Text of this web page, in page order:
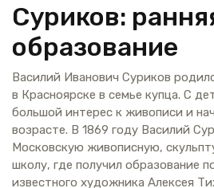
Суриков:
образование
Василий Иванович Суриков
в Красноярске в семье купца. С
большой интерес к живописи и
возрасте. В 1869 году Василий
Московскую живописную,
школу, где получил образование
известного художника Алексея